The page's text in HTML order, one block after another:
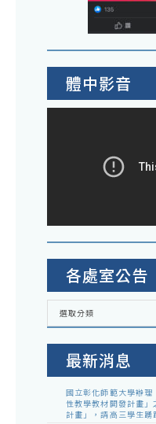
體中影音
各處室公告
各
室
選取分類
最新消息
國立彰化師範大學辦
性教學教材開發計畫
計畫」，請高三學生踴